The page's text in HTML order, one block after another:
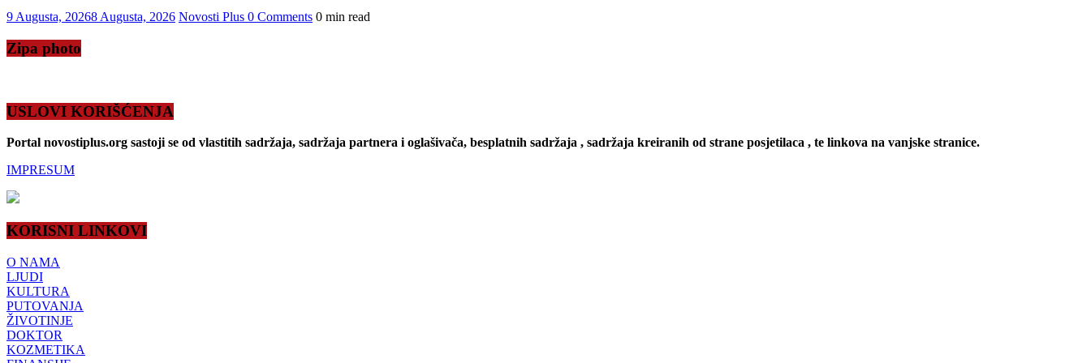
9 Augusta, 20268 Augusta, 2026 Novosti Plus 0 Comments 0 min read
Zipa photo
USLOVI KORIŠĆENJA
Portal novostiplus.org sastoji se od vlastitih sadržaja, sadržaja partnera i oglašivača, besplatnih sadržaja , sadržaja kreiranih od strane posjetilaca , te linkova na vanjske stranice.
IMPRESUM
KORISNI LINKOVI
O NAMA
LJUDI
KULTURA
PUTOVANJA
ŽIVOTINJE
DOKTOR
KOZMETIKA